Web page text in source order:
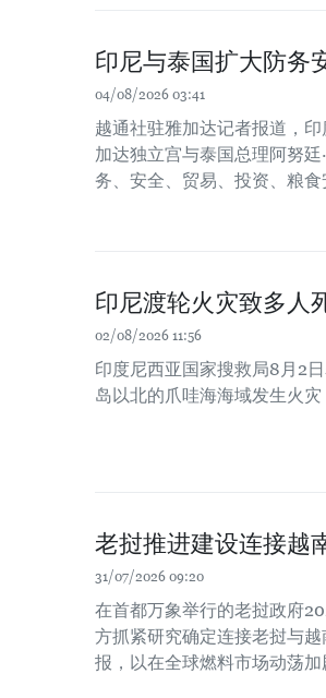
印尼与泰国扩大防务
04/08/2026 03:41
越通社驻雅加达记者报道，
加达独立宫与泰国总理阿努
务、安全、贸易、投资、粮
印尼渡轮火灾致多人
02/08/2026 11:56
印度尼西亚国家搜救局8月2
岛以北的爪哇海海域发生火灾
老挝推进建设连接越
31/07/2026 09:20
在首都万象举行的老挝政府
方抓紧研究确定连接老挝与
报，以在全球燃料市场动荡加